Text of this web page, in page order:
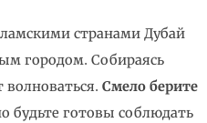
странами Дубай
городом. Собираясь
волноваться. Смело берите
будьте готовы соблюдать